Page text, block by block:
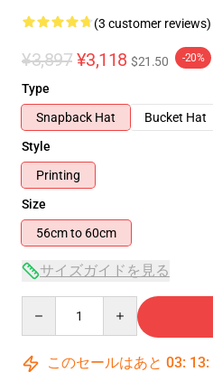
(3 customer reviews)
¥3,897 ¥3,118 $21.50 -20%
Type
Snapback Hat
Bucket Hat
Style
Printing
Size
56cm to 60cm
サイズガイドを見る
このセールはあと 03: 13: